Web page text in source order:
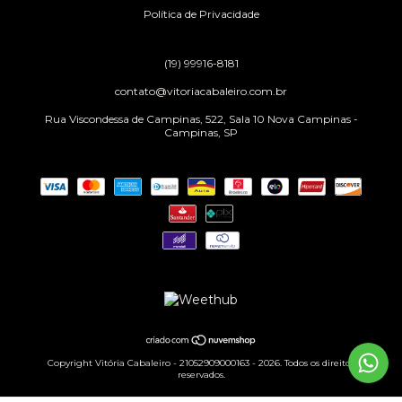
Política de Privacidade
(19) 99916-8181
contato@vitoriacabaleiro.com.br
Rua Viscondessa de Campinas, 522, Sala 10 Nova Campinas -
Campinas, SP
Copyright Vitória Cabaleiro - 21052909000163 - 2026. Todos os direitos
reservados.